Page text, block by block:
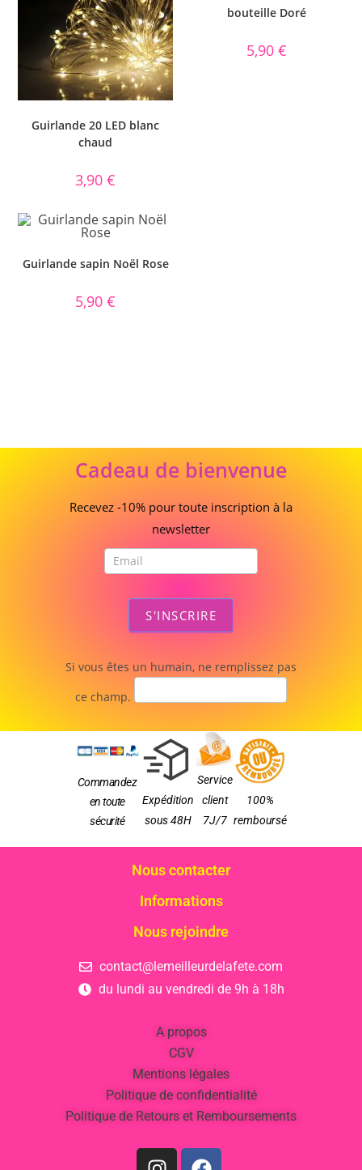
Guirlande 20 LED blanc
chaud
3,90€
bouteille Doré
5,90 €
Guirlande sapin Noël Rose
5,90€
deCadeau de bienvenue
Recevez -10% pour toute inscription à la
newsletter
S'INSCRIRE
Si vous êtes un humain, ne remplissez pas
ce champ.
Commandez
en toute
sécurité
Expédition
sous 48H
Service
client
7J/7
100%
remboursé
Nous contacter
Informations
Nous rejoindre
contact@lemeilleurdelafete.com
du lundi au vendredi de 9h à 18h
A propos
CGV
Mentions légales
Politique de confidentialité
Politique de Retours et Remboursements